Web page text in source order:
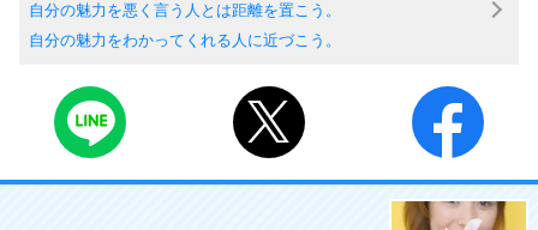
自分の魅力を悪く言う人とは距離を置こう。
自分の魅力をわかってくれる人に近づこう。